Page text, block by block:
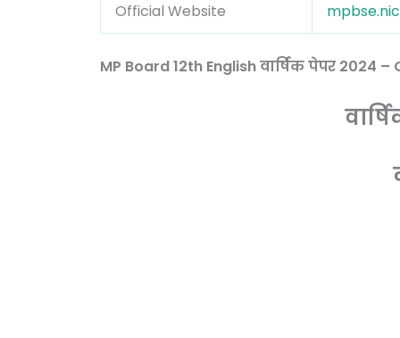
Official Website
MP Board 12th English वार्षिक पेपर 2024 –